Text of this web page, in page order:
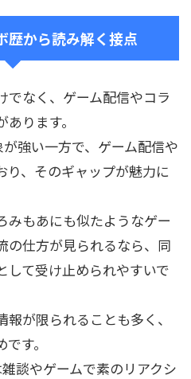
歴から読み解く接点
でなく、ゲーム配信やコラ
ります。
強い一方で、ゲーム配信や
、そのギャップが魅力に
みもあにも似たようなゲー
の仕方が見られるなら、同
して受け止められやすいで
が限られることも多く、
す。
談やゲームで素のリアクシ